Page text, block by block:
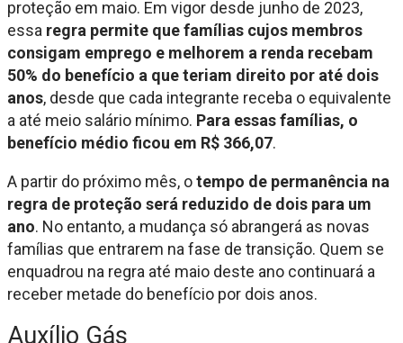
proteção em maio. Em vigor desde junho de 2023,
essa regra permite que famílias cujos membros
consigam emprego e melhorem a renda recebam
50% do benefício a que teriam direito por até dois
anos, desde que cada integrante receba o equivalente
a até meio salário mínimo. Para essas famílias, o
benefício médio ficou em R$ 366,07.
A partir do próximo mês, otempo de permanência na
regra de proteção será reduzido de dois para um
ano. No entanto, a mudança só abrangerá as novas
famílias que entrarem na fase de transição. Quem se
enquadrou na regra até maio deste ano continuará a
receber metade do benefício por dois anos.
Auxílio Gás